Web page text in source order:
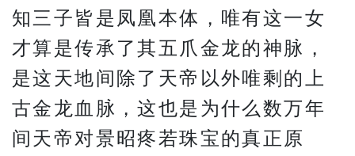
知三子皆是凤凰本体，唯有这一女
才算是传承了其五爪金龙的神脉，
是这天地间除了天帝以外唯剩的上
古金龙血脉，这也是为什么数万年
间天帝对景昭疼若珠宝的真正原